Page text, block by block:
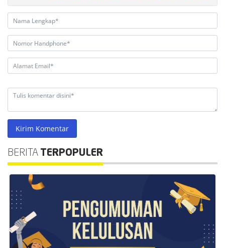
Kirim Komentar
BERITA TERPOPULER